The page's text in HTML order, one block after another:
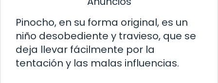
Pinocho, en su forma original, es un
niño desobediente y travieso, que se
deja llevar fácilmente por la
tentación y las malas influencias.